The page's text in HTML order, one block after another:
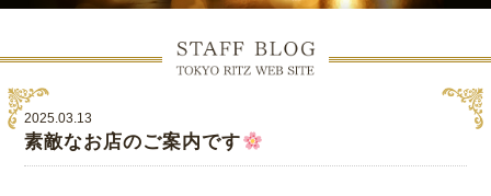
2025.03.13
素敵なお店のご案内です